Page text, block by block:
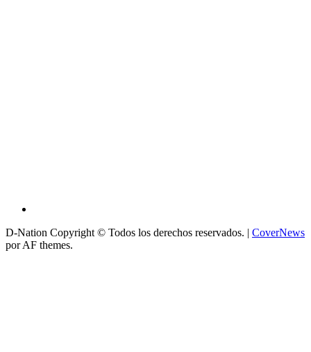
D-Nation Copyright © Todos los derechos reservados. | CoverNews
por AF themes.